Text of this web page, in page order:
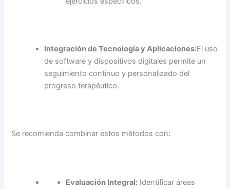
Integración de Tecnología y Aplicaciones:El uso
de software y dispositivos digitales permite un
seguimiento continuo y personalizado del
progreso terapéutico.
Se recomienda combinar estos métodos con:
Evaluación Integral: Identificar áreas